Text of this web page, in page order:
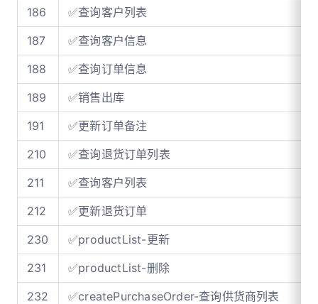
186
✅查询客户列表
187
✅查询客户信息
188
✅查询订单信息
189
✅销售出库
191
✅更新订单备注
210
✅查询退货订单列表
211
✅查询客户列表
212
✅更新退货订单
230
✅productList-更新
231
✅productList-删除
232
✅createPurchaseOrder-查询供货商列表